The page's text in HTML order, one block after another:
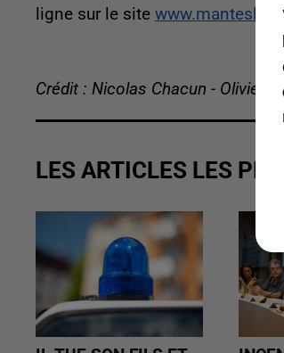
ligne sur le site
Crédit : Nicolas Chacun - Olivier
LES ARTICLES LES